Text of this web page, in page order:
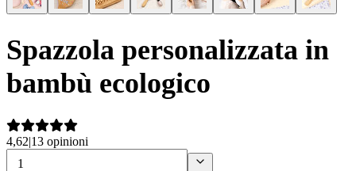
Spazzola personalizzata in
bambù ecologico
4,62|13 opinioni